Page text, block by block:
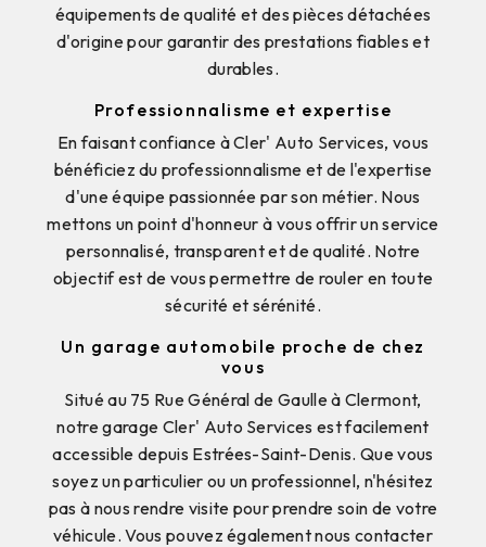
équipements de qualité et des pièces détachées
d'origine pour garantir des prestations fiables et
durables.
Professionnalisme et expertise
En faisant confiance à Cler' Auto Services, vous
bénéficiez du professionnalisme et de l'expertise
d'une équipe passionnée par son métier. Nous
mettons un point d'honneur à vous offrir un service
personnalisé, transparent et de qualité. Notre
objectif est de vous permettre de rouler en toute
sécurité et sérénité.
Un garage automobile proche de chez
vous
Situé au 75 Rue Général de Gaulle à Clermont,
notre garage Cler' Auto Services est facilement
accessible depuis Estrées-Saint-Denis. Que vous
soyez un particulier ou un professionnel, n'hésitez
pas à nous rendre visite pour prendre soin de votre
véhicule. Vous pouvez également nous contacter